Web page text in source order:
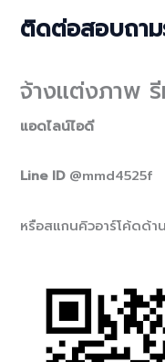
ติดต่อสอบถาม
จ้างแต่งภาพ
แอดไลน์ไอดี
Line ID @mmd4525f
หรือสแกนคิวอาร์โค้ดด้า